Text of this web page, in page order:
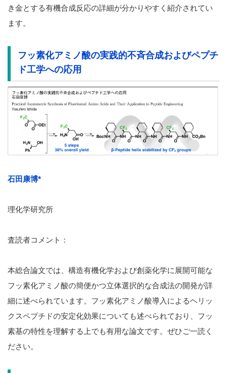
き金とする有機合成反応の詳細が分かりやすく紹介されてい
ます。
フッ素化アミノ酸の実践的不斉合成およびペプチ
ド工学への応用
石田康博*
理化学研究所
査読者コメント：
本総合論文では、構造有機化学および創薬化学に展開可能な
フッ素化アミノ酸の簡便かつ立体選択的な合成法の開発が詳
細に述べられています。フッ素化アミノ酸導入によるヘリッ
クスペプチドの安定化効果についても述べられており、フッ
素基の特性を理解する上でも有用な論文です。ぜひご一読く
ださい。